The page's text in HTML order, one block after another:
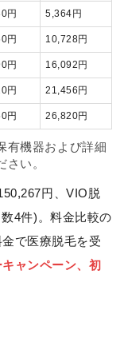
円 5,364円
円 10,728円
円 16,092円
円 21,456円
円 26,820円
有機器および詳細
い。
円、VIO脱
4件)。料金比較の
で医療脱毛を受
ャンペーン、初